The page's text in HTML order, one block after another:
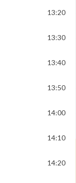
13:20
13:30
13:40
13:50
14:00
14:10
14:20